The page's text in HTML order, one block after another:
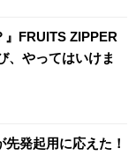
』FRUITS ZIPPER
、やってはいけま
発起用に応えた！